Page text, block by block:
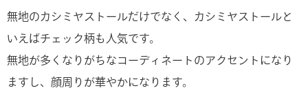
無地のカシミヤストールだけでなく、カシミヤストールと
いえばチェック柄も人気です。
無地が多くなりがちなコーディネートのアクセントになり
ますし、顔周りが華やかになります。